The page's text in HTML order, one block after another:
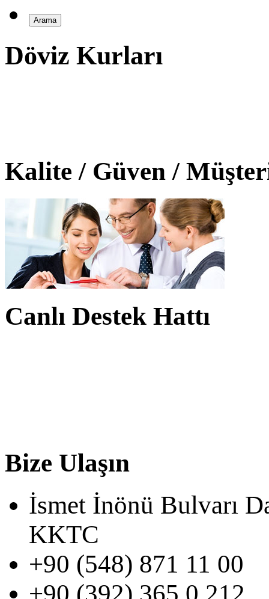
Döviz Kurları
Kalite / Güven /
Canlı Destek Hattı
Bize Ulaşın
İsmet İnönü Bulvarı
KKTC
+90 (548) 871 11 00